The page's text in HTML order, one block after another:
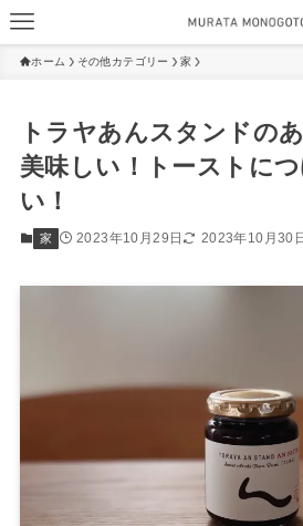
ホーム その他カテゴリー 家
トラヤあんスタンドの
美味しい！トーストに
い！
家 2023年10月29日 2023年10月30日